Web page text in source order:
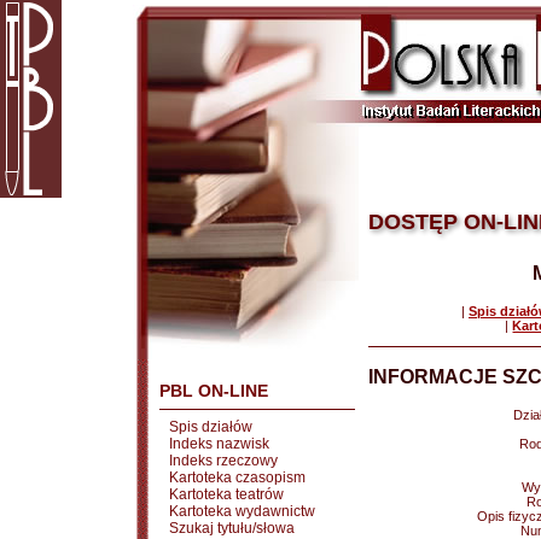
PBL ON-LINE
Spis działów
Indeks nazwisk
Indeks rzeczowy
Kartoteka czasopism
Kartoteka teatrów
Kartoteka wydawnictw
Szukaj tytułu/słowa
DOSTĘP ON-
| Spis
|
INFORMACJE
Opis